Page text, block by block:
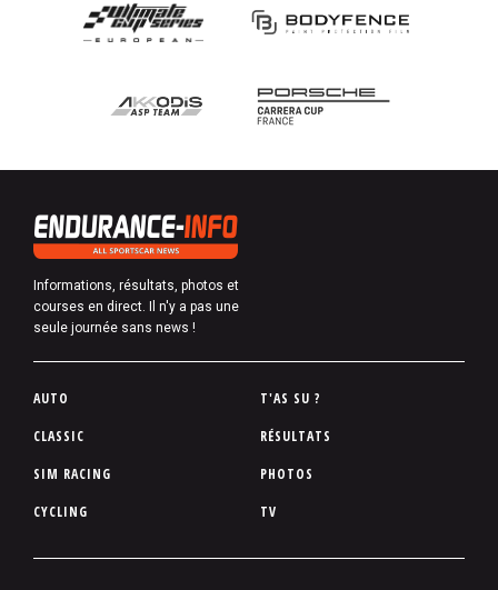
Informations, résultats, photos et
courses en direct. Il n'y a pas une
seule journée sans news !
P
d
d
p
AUTO
CLASSIC
SIM RACING
CYCLING
T'AS SU ?
RÉSULTATS
PHOTOS
TV